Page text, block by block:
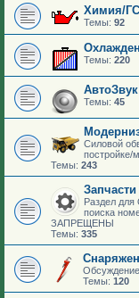
Химия/
Темы: 92
Темы: 220
АвтоЗвук
Темы: 45
Силовой
постройке/
Темы: 243
Запчасти
Раздел
поиска
ЗАПРЕЩЕНЫ
Темы: 335
Обсуждение
Темы: 120